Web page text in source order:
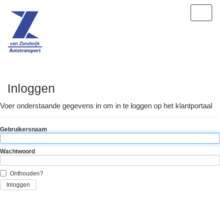
Inloggen
Voer onderstaande gegevens in om in te loggen op het klantportaal
Gebruikersnaam
Wachtwoord
Onthouden?
Inloggen